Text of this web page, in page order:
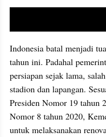
Indonesia batal menjadi
tahun ini. Padahal
persiapan sejak lama,
stadion dan lapangan.
Presiden Nomor 19 tahun
Nomor 8 tahun 2020,
untuk melaksanakan